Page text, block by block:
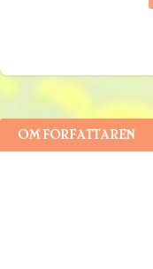
OM FÖRFATTAREN